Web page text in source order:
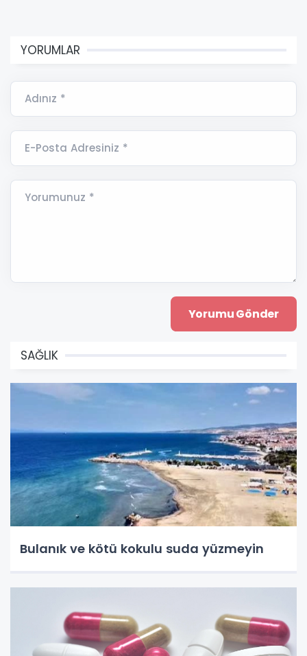
YORUMLAR
Adınız *
E-Posta Adresiniz *
Yorumunuz *
SAĞLIK
Bulanık ve kötü kokulu suda yüzmeyin